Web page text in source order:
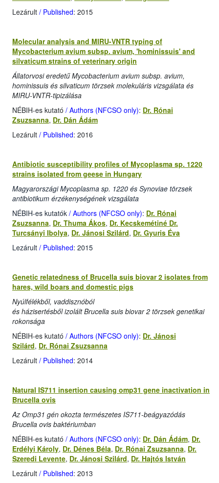
Lezárult / Published: 2015
Molecular analysis and MIRU-VNTR typing of
Mycobacterium avium subsp. avium, 'hominissuis' and
silvaticum strains of veterinary origin
Állatorvosi eredetű Mycobacterium avium subsp. avium,
hominissuis és silvaticum törzsek molekuláris vizsgálata és
MIRU-VNTR-tipizálása
NÉBIH-es kutató / Authors (NFCSO only): Dr. Rónai
Zsuzsanna, Dr. Dán Ádám
Lezárult / Published: 2016
Antibiotic susceptibility profiles of Mycoplasma sp. 1220
strains isolated from geese in Hungary
Magyarországi Mycoplasma sp. 1220 és Synoviae törzsek
antibiotikum érzékenységének vizsgálata
NÉBIH-es kutatók / Authors (NFCSO only): Dr. Rónai
Zsuzsanna, Dr. Thuma Ákos, Dr. Kecskemétiné Dr.
Turcsányi Ibolya, Dr. Jánosi Szilárd, Dr. Gyuris Éva
Lezárult / Published: 2015
Genetic relatedness of Brucella suis biovar 2 isolates from
hares, wild boars and domestic pigs
Nyúlfélékből, vaddisznóból
és házisertésből izolált Brucella suis biovar 2 törzsek genetikai
rokonsága
NÉBIH-es kutató / Authors (NFCSO only): Dr. Jánosi
Szilárd, Dr. Rónai Zsuzsanna
Lezárult / Published: 2014
Natural IS711 insertion causing omp31 gene inactivation in
Brucella ovis
Az Omp31 gén okozta természetes IS711-beágyazódás
Brucella ovis baktériumban
NÉBIH-es kutató / Authors (NFCSO only): Dr. Dán Ádám, Dr.
Erdélyi Károly, Dr. Dénes Béla, Dr. Rónai Zsuzsanna, Dr.
Szeredi Levente, Dr. Jánosi Szilárd, Dr. Hajtós István
Lezárult / Published: 2013